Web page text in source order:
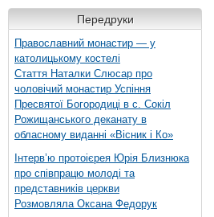
Передруки
Православний монастир — у
католицькому костелі
Стаття Наталки Слюсар про
чоловічий монастир Успіння
Пресвятої Богородиці в с. Сокіл
Рожищанського деканату в
обласному виданні «Вісник і Ко»
Інтерв’ю протоієрея Юрія Близнюка
про співпрацю молоді та
представників церкви
Розмовляла Оксана Федорук